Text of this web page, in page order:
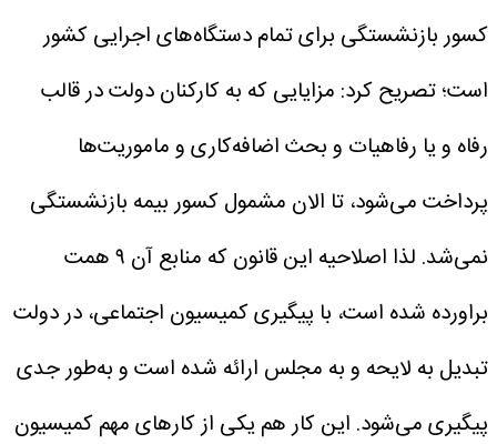
کسور بازنشستگی برای تمام دستگاه‌های اجرایی کشور
است؛ تصریح کرد: مزایایی که به کارکنان دولت در قالب
رفاه و یا رفاهیات و بحث اضافه‌کاری و ماموریت‌ها
پرداخت می‌شود، تا الان مشمول کسور بیمه بازنشستگی
نمی‌شد. لذا اصلاحیه این قانون که منابع آن ۹ همت
براورده شده است، با پیگیری کمیسیون اجتماعی، در دولت
تبدیل به لایحه و به مجلس ارائه شده است و به‌طور جدی
پیگیری می‌شود. این کار هم یکی از کارهای مهم کمیسیون